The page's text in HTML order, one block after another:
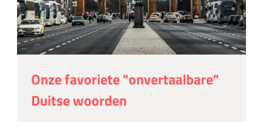
Onze favoriete "onvertaalbare"
Duitse woorden